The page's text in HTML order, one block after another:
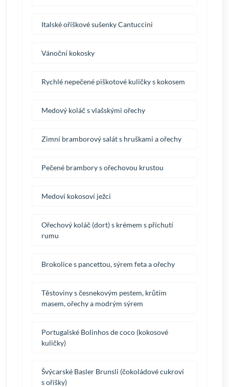
Italské oříškové sušenky Cantuccini
Vánoční kokosky
Rychlé nepečené piškotové kuličky s kokosem
Medový koláč s vlašskými ořechy
Zimní bramborový salát s hruškami a ořechy
Pečené brambory s ořechovou krustou
Medoví kokosoví ježci
Ořechový koláč (dort) s krémem s příchutí
rumu
Brokolice s pancettou, sýrem feta a ořechy
Těstoviny s česnekovým pestem, krůtím
masem, ořechy a modrým sýrem
Portugalské Bolinhos de coco (kokosové
kuličky)
Švýcarské Basler Brunsli (čokoládové cukroví
s oříšky)